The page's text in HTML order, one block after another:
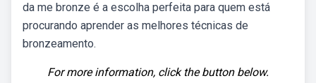
da me bronze é a escolha perfeita para quem está
procurando aprender as melhores técnicas de
bronzeamento.
For more information, click the button below.